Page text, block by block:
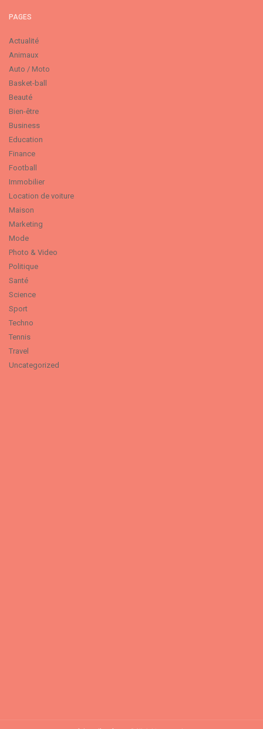
PAGES
Actualité
Animaux
Auto / Moto
Basket-ball
Beauté
Bien-être
Business
Education
Finance
Football
Immobilier
Location de voiture
Maison
Marketing
Mode
Photo & Video
Politique
Santé
Science
Sport
Techno
Tennis
Travel
Uncategorized